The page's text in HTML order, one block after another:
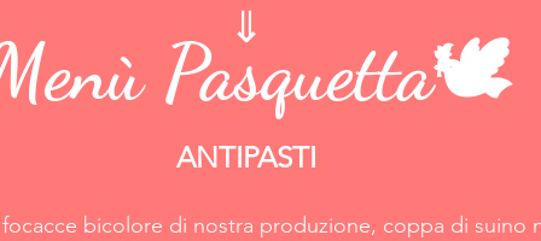
⇓
Pasquetta🕊️
ANTIPASTI
bicolore di nostra produzione, coppa di suino